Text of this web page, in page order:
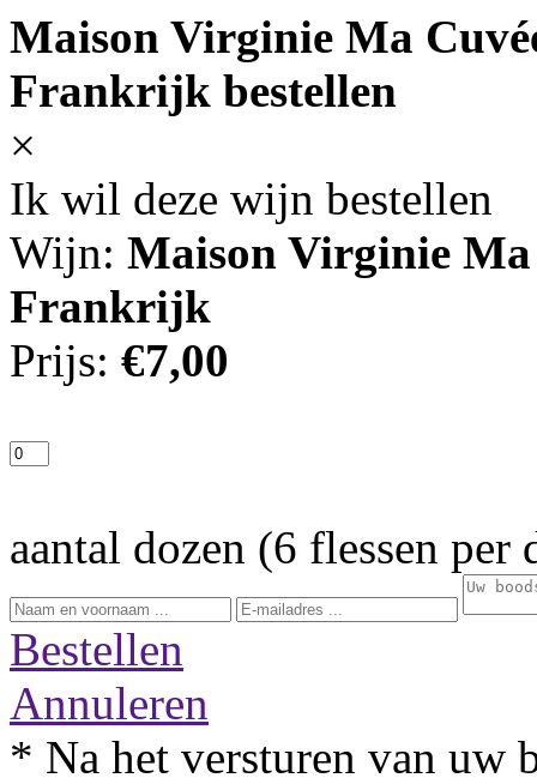
Maison Virginie Ma
Frankrijk bestellen
×
Ik wil deze wijn bestellen
Wijn: Maison Virginie Ma
Frankrijk
Prijs: €7,00
aantal dozen (6 flessen per
Bestellen
Annuleren
* Na het versturen van uw